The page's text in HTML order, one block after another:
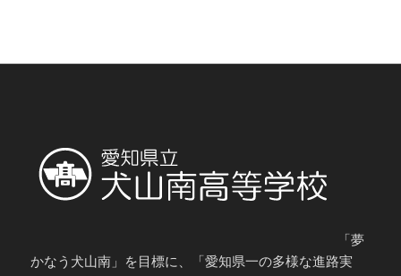
「夢
かなう犬山南」を目標に、「愛知県一の多様な進路実